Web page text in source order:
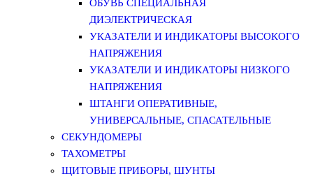
ОБУВЬ СПЕЦИАЛЬНАЯ
ДИЭЛЕКТРИЧЕСКАЯ
УКАЗАТЕЛИ И ИНДИКАТОРЫ ВЫСОКОГО
НАПРЯЖЕНИЯ
УКАЗАТЕЛИ И ИНДИКАТОРЫ НИЗКОГО
НАПРЯЖЕНИЯ
ШТАНГИ ОПЕРАТИВНЫЕ,
УНИВЕРСАЛЬНЫЕ, СПАСАТЕЛЬНЫЕ
СЕКУНДОМЕРЫ
ТАХОМЕТРЫ
ЩИТОВЫЕ ПРИБОРЫ, ШУНТЫ